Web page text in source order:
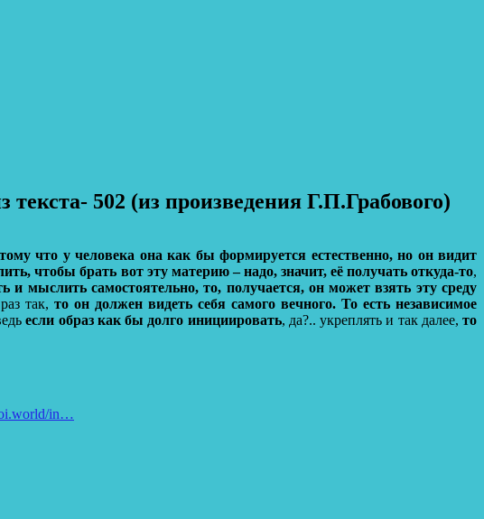
502 (из произведения Г.П.Грабового)
что у человека она как бы формируется естественно, но он видит
чтобы брать вот эту материю – надо, значит, её получать откуда-то,
и мыслить самостоятельно, то, получается, он может взять эту среду
так, то он должен видеть себя самого вечного. То есть независимое
если образ как бы долго инициировать, да?.. укреплять и так далее, то
in…